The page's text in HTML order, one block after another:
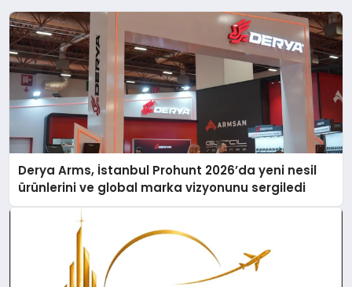
Derya Arms, İstanbul Prohunt 2026’da yeni nesil
ürünlerini ve global marka vizyonunu sergiledi